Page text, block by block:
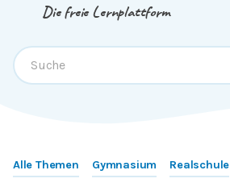
Die freie Lernplattform
Alle Themen Gymnasium Realschule